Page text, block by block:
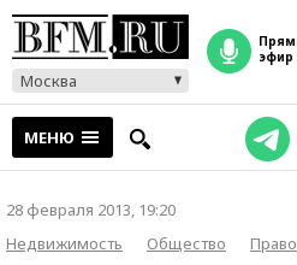
Москва
прямой
эфир
МЕНЮ
28 февраля 2013, 19:20
Недвижимость
Общество Право